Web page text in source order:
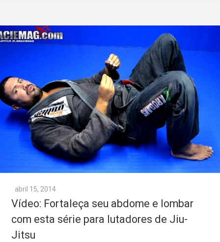
abril 15, 2014
Vídeo: Fortaleça seu abdome e lombar
com esta série para lutadores de Jiu-
Jitsu